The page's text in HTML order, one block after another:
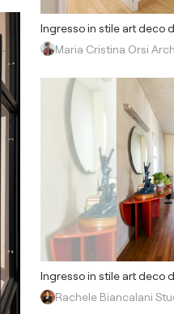
Ingresso in stile art deco
Maria Cristina Orsi
Ingresso in stile art deco
Rachele Biancalani